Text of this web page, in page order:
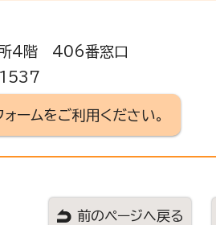
4階 406番窓口
ームをご利用ください。
前のページへ戻る